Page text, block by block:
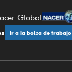
Global
Ir a la bolsa de trabajo